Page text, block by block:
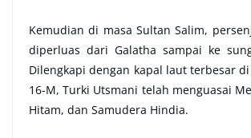
Kemudian di masa Sultan Salim,
diperluas dari Galatha sampai ke
Dilengkapi dengan kapal laut terbesar
16-M, Turki Utsmani telah menguasai
Hitam, dan Samudera Hindia.